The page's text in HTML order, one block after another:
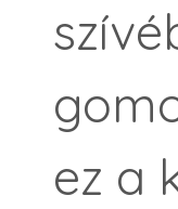
ez a